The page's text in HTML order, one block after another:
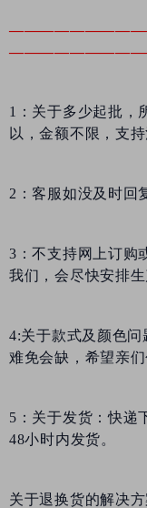
1：关于多少起批，
以，金额不限，支
2：客服如没及时回
3：不支持网上订购
我们，会尽快安排生
4:关于款式及颜色
难免会缺，希望亲
5：关于发货：快递
48小时内发货。
关于退换货的解决方